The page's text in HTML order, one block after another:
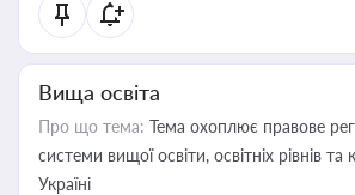
Вища освіта
Про що тема: Тема охоплює правове
системи вищої освіти, освітніх рівнів та
Україні